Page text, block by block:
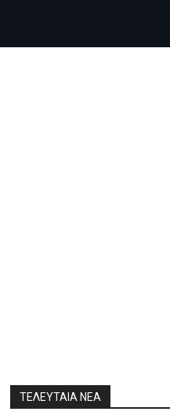
ΤΕΛΕΥΤΑΙΑ ΝΕΑ